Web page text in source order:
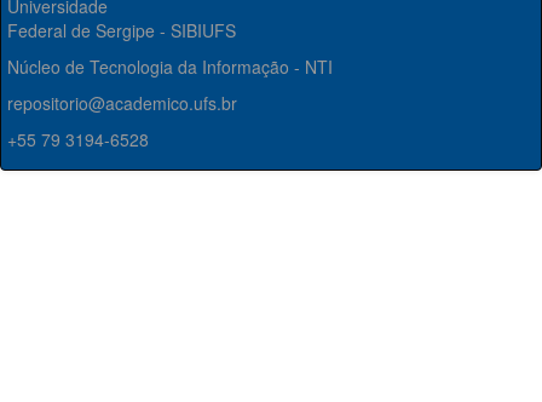
Universidade
Federal de Sergipe - SIBIUFS
Núcleo de Tecnologia da Informação - NTI
repositorio@academico.ufs.br
+55 79 3194-6528